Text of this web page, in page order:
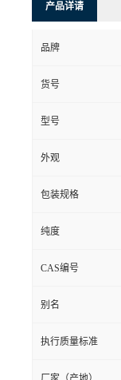
产品详请
品牌
货号
型号
外观
包装规格
纯度
CAS编号
别名
执行质量标准